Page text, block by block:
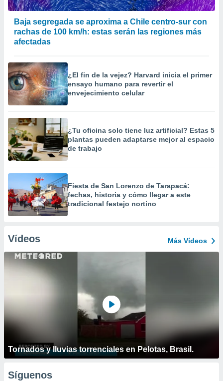
Baja segregada se aproxima a Chile centro-sur con
rachas de 100 km/h: estas serán las regiones más
afectadas
¿El fin de la vejez? Harvard inicia el primer
ensayo humano para revertir el
envejecimiento celular
¿Tu oficina solo tiene luz artificial? Estas 5
plantas pueden adaptarse mejor al espacio
de trabajo
Fiesta de San Lorenzo de Tarapacá:
fechas, historia y cómo llegar a este
tradicional festejo nortino
Vídeos Más Vídeos
Tornados y lluvias torrenciales en Pelotas, Brasil.
Síguenos